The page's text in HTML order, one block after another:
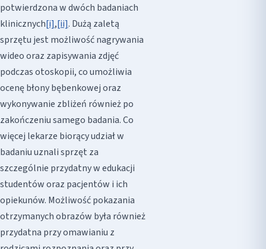
potwierdzona w dwóch badaniach
klinicznych[i],[ii]. Dużą zaletą
sprzętu jest możliwość nagrywania
wideo oraz zapisywania zdjęć
podczas otoskopii, co umożliwia
ocenę błony bębenkowej oraz
wykonywanie zbliżeń również po
zakończeniu samego badania. Co
więcej lekarze biorący udział w
badaniu uznali sprzęt za
szczególnie przydatny w edukacji
studentów oraz pacjentów i ich
opiekunów. Możliwość pokazania
otrzymanych obrazów była również
przydatna przy omawianiu z